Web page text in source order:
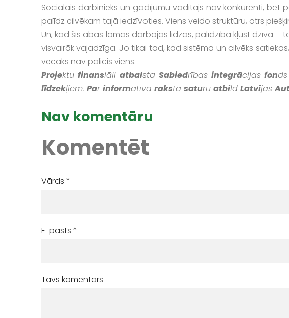
Sociālais darbinieks un gadījumu vadītājs nav konkurenti, bet
palīdz cilvēkam tajā iedzīvoties. Viens veido struktūru, otrs
Un, kad šīs abas lomas darbojas līdzās, palīdzība kļūst dzīva –
visvairāk vajadzīga. Jo tikai tad, kad sistēma un cilvēks
vecāks nav palicis viens.
Projektufinansiāli atbalsta Sabiedrībasintegrācijasfonds
līdzekļiem. Par informatīvā raksta saturu atbild Latvijas
Nav komentāru
Komentēt
Vārds *
E-pasts *
Tavs komentārs